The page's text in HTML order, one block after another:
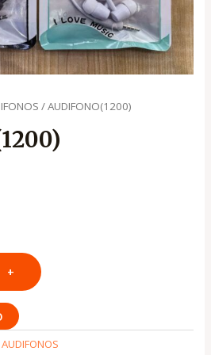
/ AUDIFONO(1200)
AUDIFONOS